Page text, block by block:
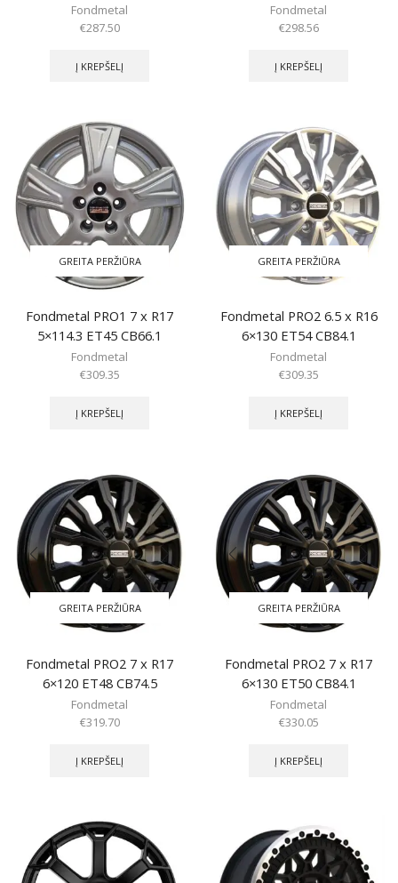
Fondmetal
€287.50
Į KREPŠELĮ
Fondmetal
€298.56
Į KREPŠELĮ
GREITA PERŽIŪRA
Fondmetal PRO1 7 x R17
5×114.3 ET45 CB66.1
Fondmetal
€309.35
Į KREPŠELĮ
GREITA PERŽIŪRA
Fondmetal PRO2 6.5 x R16
6×130 ET54 CB84.1
Fondmetal
€309.35
Į KREPŠELĮ
GREITA PERŽIŪRA
Fondmetal PRO2 7 x R17
6×120 ET48 CB74.5
Fondmetal
€319.70
Į KREPŠELĮ
GREITA PERŽIŪRA
Fondmetal PRO2 7 x R17
6×130 ET50 CB84.1
Fondmetal
€330.05
Į KREPŠELĮ